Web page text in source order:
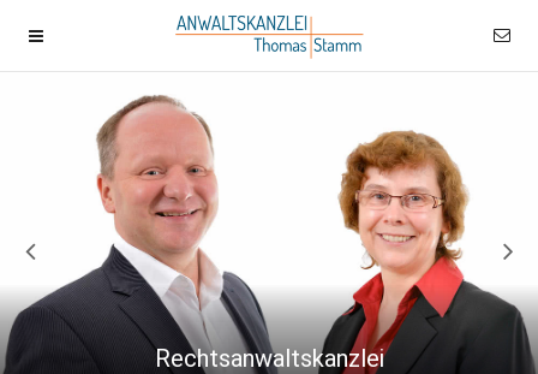
Rechtsanwaltskanzlei